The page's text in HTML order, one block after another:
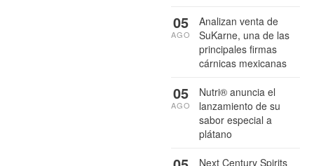
Analizan venta de
SuKarne, una de las
principales firmas
cárnicas mexicanas
05
AGO
Nutri® anuncia el
lanzamiento de su
sabor especial a
plátano
05
AGO
Next Century Spirits